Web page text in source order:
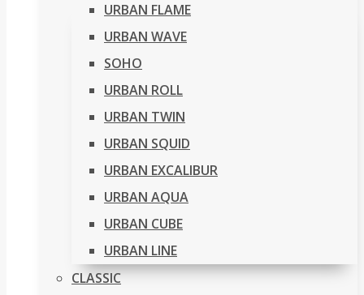
URBAN FLAME
URBAN WAVE
SOHO
URBAN ROLL
URBAN TWIN
URBAN SQUID
URBAN EXCALIBUR
URBAN AQUA
URBAN CUBE
URBAN LINE
CLASSIC